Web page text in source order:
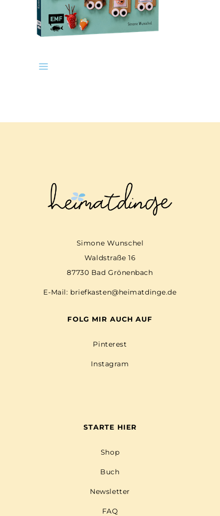
Simone Wunschel
Waldstraße 16
87730 Bad Grönenbach
E-Mail: briefkasten@heimatdinge.de
FOLG MIR AUCH AUF
Pinterest
Instagram
STARTE HIER
Shop
Buch
Newsletter
FAQ